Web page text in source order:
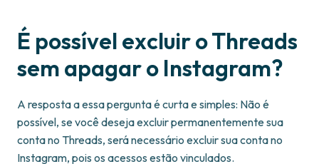
É possível excluir o Threads
sem apagar o Instagram?
A resposta a essa pergunta é curta e simples: Não é
possível, se você deseja excluir permanentemente sua
conta no Threads, será necessário excluir sua conta no
Instagram, pois os acessos estão vinculados.